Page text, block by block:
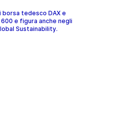
borsa tedesco DAX e
e figura anche negli
Sustainability.